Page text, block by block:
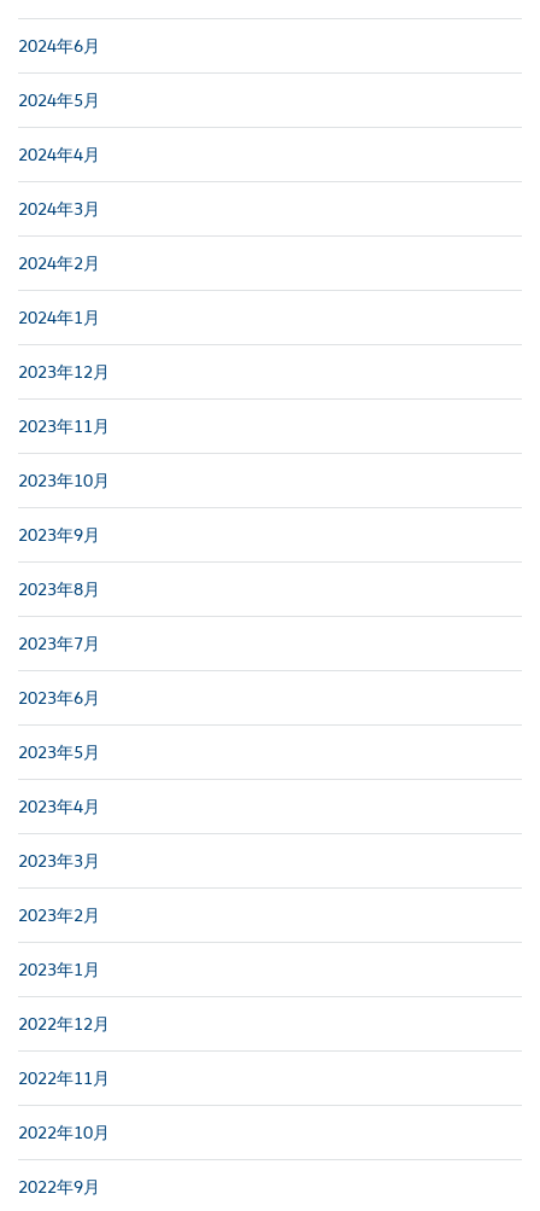
2024年6月
2024年5月
2024年4月
2024年3月
2024年2月
2024年1月
2023年12月
2023年11月
2023年10月
2023年9月
2023年8月
2023年7月
2023年6月
2023年5月
2023年4月
2023年3月
2023年2月
2023年1月
2022年12月
2022年11月
2022年10月
2022年9月